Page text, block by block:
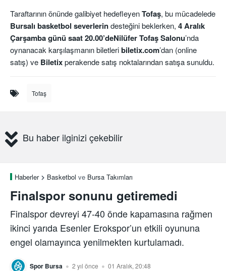
Taraftarının önünde galibiyet hedefleyenTofaş, bu mücadelede
Bursalı basketbol severlerindesteğini beklerken, 4 Aralık
Çarşamba günü saat 20.00’deNilüfer Tofaş Salonu’nda
oynanacak karşılaşmanın biletleribiletix.com’dan (online
satış) ve Biletixperakende satış noktalarından satışa sunuldu.
Tofaş
Bu haber ilginizi çekebilir
Haberler Basketbol ve Bursa Takımları
Finalspor sonunu getiremedi
Finalspor devreyi 47-40 önde kapamasına rağmen
ikinci yarıda Esenler Erokspor’un etkili oyununa
engel olamayınca yenilmekten kurtulamadı.
Spor Bursa 2 yıl önce 01 Aralık, 20:48